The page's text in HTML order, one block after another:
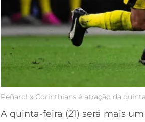
Peñarol x Corinthians é atração da
A quinta-feira (21) será mais